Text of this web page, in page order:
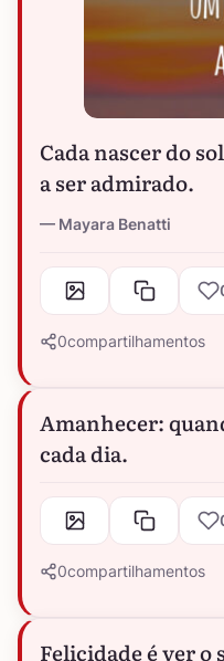
Cada nascer do
a ser admirado.
Mayara Benatti
0compartilhamentos
Amanhecer:
cada dia.
0compartilhamentos
Felicidade é ver